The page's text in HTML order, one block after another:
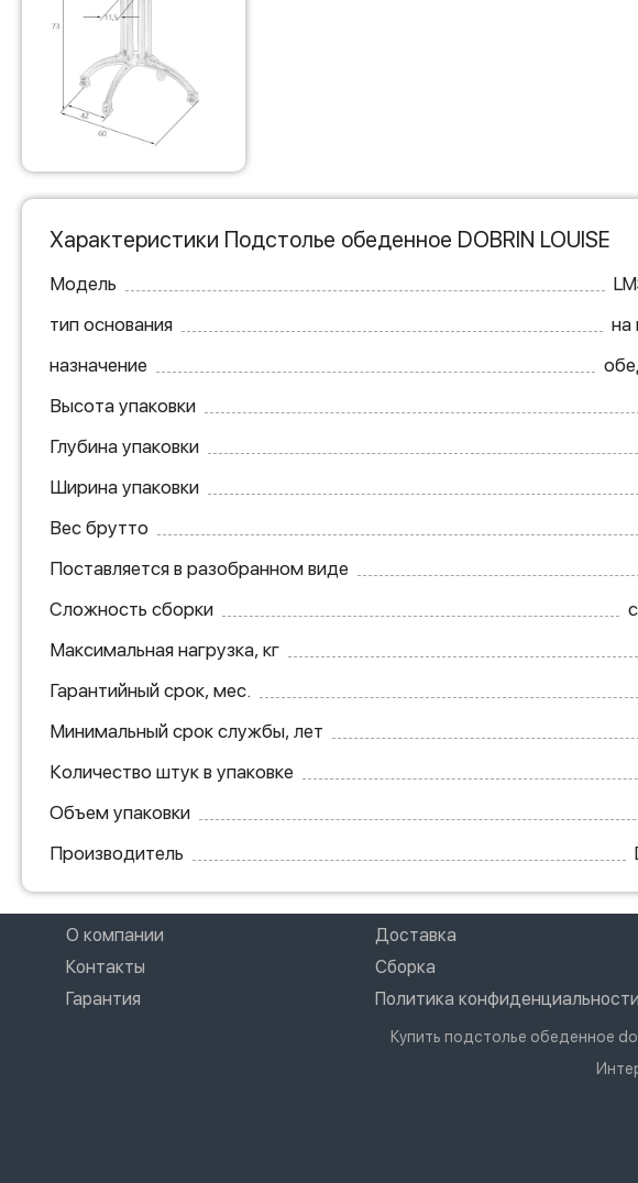
Характеристики Подстолье обеденное DOBRIN LOUISE
Модель
тип основания
на
назначение
Высота упаковки
Глубина упаковки
Ширина упаковки
Вес брутто
Поставляется в разобранном виде
Сложность сборки
Максимальная нагрузка, кг
Гарантийный срок, мес.
Минимальный срок службы, лет
Количество штук в упаковке
Объем упаковки
Производитель
О компании
Доставка
Контакты
Сборка
Гарантия
Политика конфиденциальности
Купить подстолье обеденное